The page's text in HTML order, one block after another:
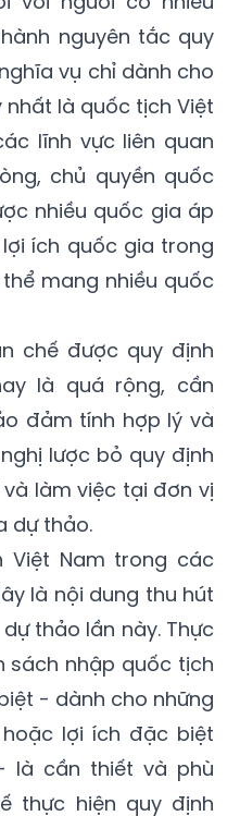
vụ chỉ dành cho
là quốc tịch Việt
lĩnh vực liên quan
chủ quyền quốc
nhiều quốc gia áp
ích quốc gia trong
mang nhiều quốc
chế được quy định
là quá rộng, cần
đảm tính hợp lý và
lược bỏ quy định
làm việc tại đơn vị
dự thảo.
Việt Nam trong các
là nội dung thu hút
thảo lần này. Thực
sách nhập quốc tịch
- dành cho những
lợi ích đặc biệt
là cần thiết và phù
thực hiện quy định